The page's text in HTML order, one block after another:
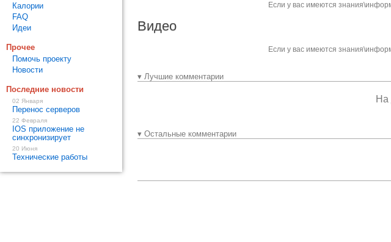
Если у вас имеются
Видео
Если у вас имеются
▾ Лучшие комментарии
На
▾ Остальные комментарии
Калории
FAQ
Идеи
Прочее
Помочь проекту
Новости
Последние новости
02 Января
Перенос серверов
22 Февраля
IOS приложение не
синхронизирует
20 Июня
Технические работы